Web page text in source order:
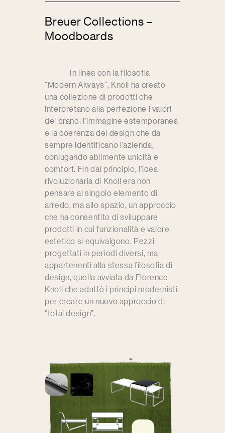
Breuer Collections –
Moodboards
In linea con la filosofia
“Modern Always”, Knoll ha creato
una collezione di prodotti che
interpretano alla perfezione i valori
del brand: l’immagine estemporanea
e la coerenza del design che da
sempre identificano l’azienda,
coniugando abilmente unicità e
comfort. Fin dal principio, l’idea
rivoluzionaria di Knoll era non
pensare al singolo elemento di
arredo, ma allo spazio, un approccio
che ha consentito di sviluppare
prodotti in cui funzionalità e valore
estetico si equivalgono. Pezzi
progettati in periodi diversi, ma
appartenenti alla stessa filosofia di
design, quella avviata da Florence
Knoll che adattò i principi modernisti
per creare un nuovo approccio di
“total design”.